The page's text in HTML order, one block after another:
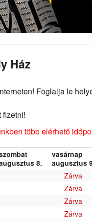
Ház
Foglalja le
fizetni!
több elérhető
8.
vasárnap
augusztus
Zárva
Zárva
Zárva
Zárva